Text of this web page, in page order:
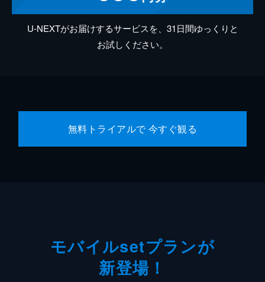
U-NEXTがお届けするサービスを、31日間ゆっくりと
お試しください。
無料トライアルで 今すぐ観る
モバイルsetプランが
新登場！